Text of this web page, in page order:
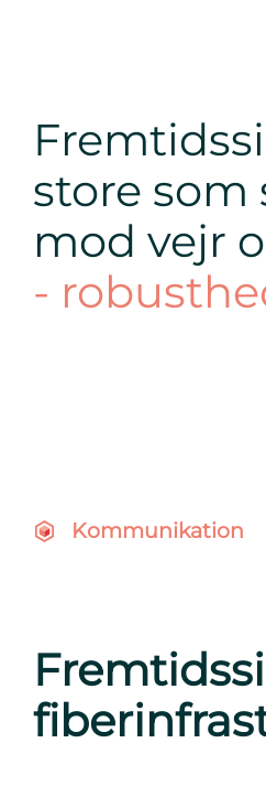
store
mod vejr
-
Kommunikation